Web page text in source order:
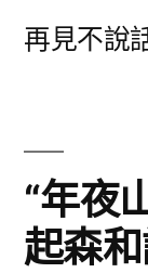
再見不說
“年夜
起森